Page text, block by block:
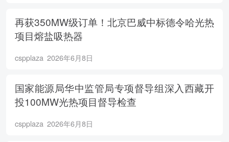
再获350MW级订单！北京巴威中标德令哈光热
项目熔盐吸热器
cspplaza 2026年6月8日
国家能源局华中监管局专项督导组深入西藏开
投100MW光热项目督导检查
cspplaza 2026年6月8日